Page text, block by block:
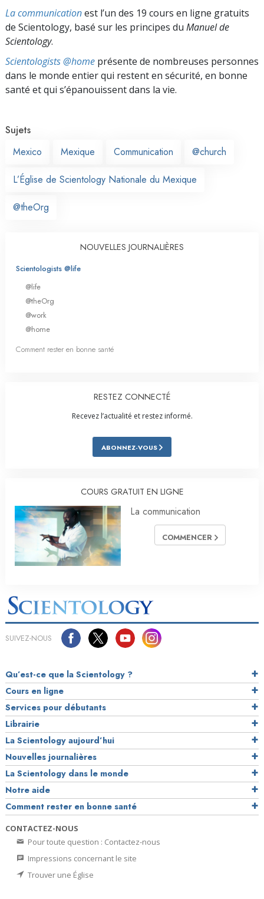
La communicationest l’un des 19 cours en ligne gratuits
de Scientology, basé sur les principes du Manuel de
Scientology.
Scientologists @home présente de nombreuses personnes
dans le monde entier qui restent en sécurité, en bonne
santé et qui s’épanouissent dans la vie.
Sujets
Mexico
Mexique Communication @church
L’Église de Scientology Nationale du Mexique
@theOrg
NOUVELLES JOURNALIÈRES
Scientologists @life
@life
@theOrg
@work
@home
Comment rester en bonne santé
RESTEZ CONNECTÉ
Recevez l’actualité et restez informé.
ABONNEZ-VOUS
COURS GRATUIT EN LIGNE
La communication
COMMENCER
SUIVEZ-NOUS
Qu’est-ce que la Scientology ?
Cours en ligne
Services pour débutants
Librairie
La Scientology aujourd’hui
Nouvelles journalières
La Scientology dans le monde
Notre aide
Comment rester en bonne santé
CONTACTEZ-NOUS
Pour toute question : Contactez-nous
Impressions concernant le site
Trouver une Église